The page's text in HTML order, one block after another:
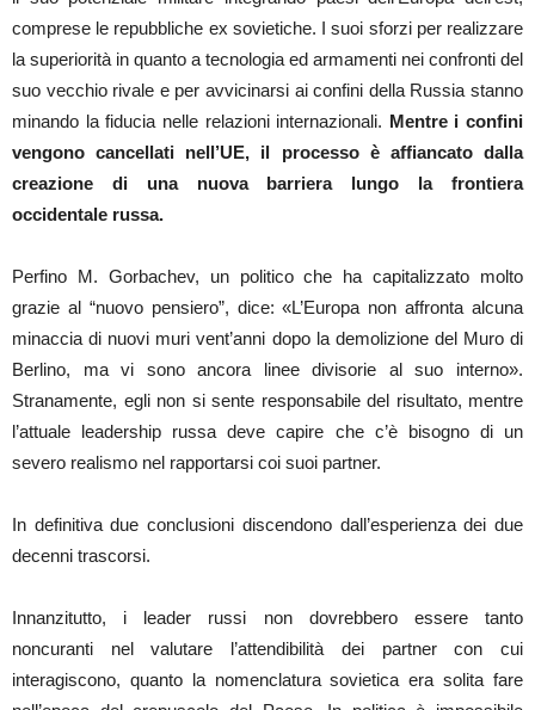
comprese le repubbliche ex sovietiche. I suoi sforzi per realizzare
la superiorità in quanto a tecnologia ed armamenti nei confronti del
suo vecchio rivale e per avvicinarsi ai confini della Russia stanno
minando la fiducia nelle relazioni internazionali. Mentre i confini
vengono cancellati nell’UE, il processo è affiancato dalla
creazione di una nuova barriera lungo la frontiera
occidentale russa.
Perfino M. Gorbachev, un politico che ha capitalizzato molto
grazie al “nuovo pensiero”, dice: «L’Europa non affronta alcuna
minaccia di nuovi muri vent’anni dopo la demolizione del Muro di
Berlino, ma vi sono ancora linee divisorie al suo interno».
Stranamente, egli non si sente responsabile del risultato, mentre
l’attuale leadership russa deve capire che c’è bisogno di un
severo realismo nel rapportarsi coi suoi partner.
In definitiva due conclusioni discendono dall’esperienza dei due
decenni trascorsi.
Innanzitutto, i leader russi non dovrebbero essere tanto
noncuranti nel valutare l’attendibilità dei partner con cui
interagiscono, quanto la nomenclatura sovietica era solita fare